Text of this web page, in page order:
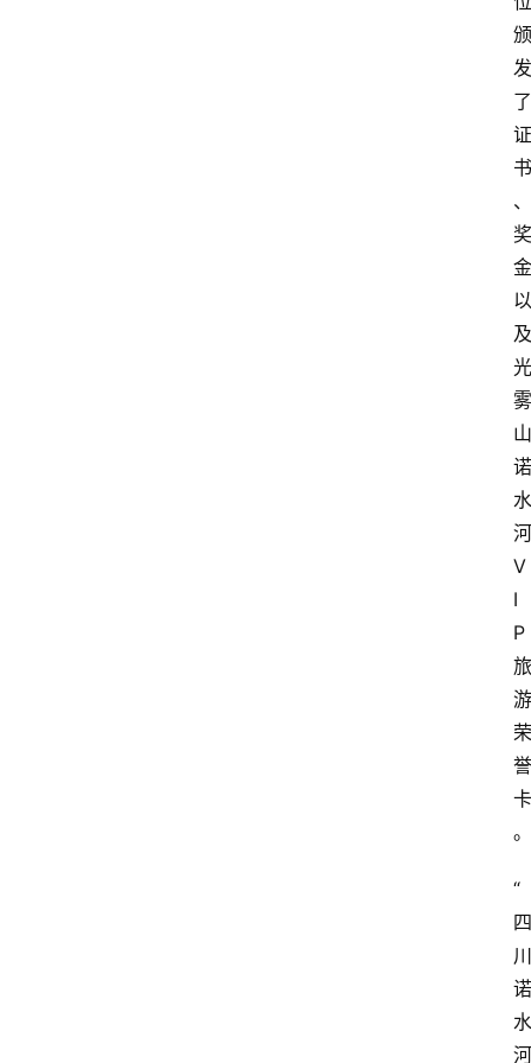
颁
发
了
证
书
、
奖
金
以
及
光
雾
山
诺
水
河
V
I
P
旅
游
荣
誉
卡
。
“
四
川
诺
水
河